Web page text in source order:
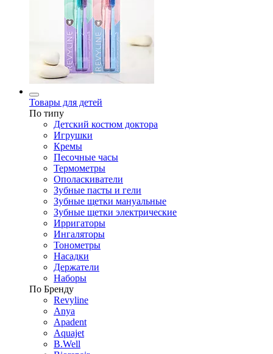
Товары для детей
По типу
Детский костюм доктора
Игрушки
Кремы
Песочные часы
Термометры
Ополаскиватели
Зубные пасты и гели
Зубные щетки мануальные
Зубные щетки электрические
Ирригаторы
Ингаляторы
Тонометры
Насадки
Держатели
Наборы
По Бренду
Revyline
Anya
Apadent
Aquajet
B.Well